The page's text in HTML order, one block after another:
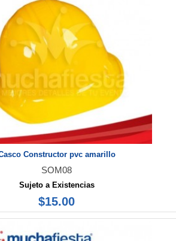
Constructor pvc amarillo
SOM08
Sujeto a Existencias
$15.00